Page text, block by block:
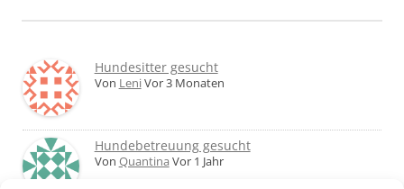
Hundesitter gesucht
Von LeniVor 3 Monaten
Hundebetreuung gesucht
Von Quantina Vor 1 Jahr